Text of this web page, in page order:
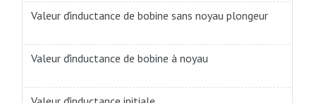
Valeur ďinductance de bobine sans noyau plongeur
Valeur ďinductance de bobine à noyau